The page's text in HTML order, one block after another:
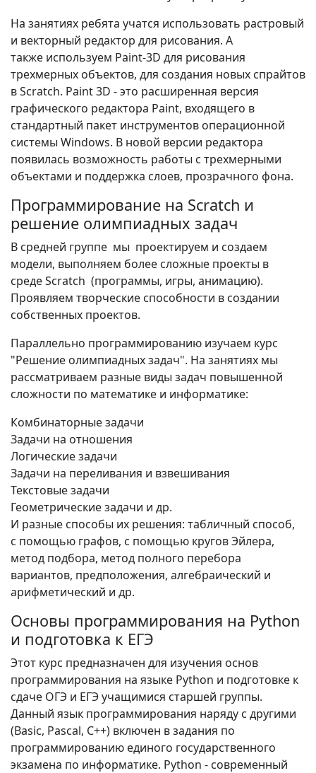
На занятиях ребята учатся использовать растровый
и векторный редактор для рисования. А
также используем Paint-3D для рисования
трехмерных объектов, для создания новых спрайтов
в Scratch. Paint 3D - это расширенная версия
графического редактора Paint, входящего в
стандартный пакет инструментов операционной
системы Windows. В новой версии редактора
появилась возможность работы с трехмерными
объектами и поддержка слоев, прозрачного фона.
Программирование на Scratch и
решение олимпиадных задач
В средней группе мы проектируем и создаем
модели, выполняем более сложные проекты в
среде Scratch (программы, игры, анимацию).
Проявляем творческие способности в создании
собственных проектов.
Параллельно программированию изучаем курс
"Решение олимпиадных задач". На занятиях мы
рассматриваем разные виды задач повышенной
сложности по математике и информатике:
Комбинаторные задачи
Задачи на отношения
Логические задачи
Задачи на переливания и взвешивания
Текстовые задачи
Геометрические задачи и др.
И разные способы их решения: табличный способ,
с помощью графов, с помощью кругов Эйлера,
метод подбора, метод полного перебора
вариантов, предположения, алгебраический и
арифметический и др.
Основы программирования на Python
и подготовка к ЕГЭ
Этот курс предназначен для изучения основ
программирования на языке Python и подготовке к
сдаче ОГЭ и ЕГЭ учащимися старшей группы.
Данный язык программирования наряду с другими
(Basic, Pascal, C++) включен в задания по
программированию единого государственного
экзамена по информатике. Python - современный